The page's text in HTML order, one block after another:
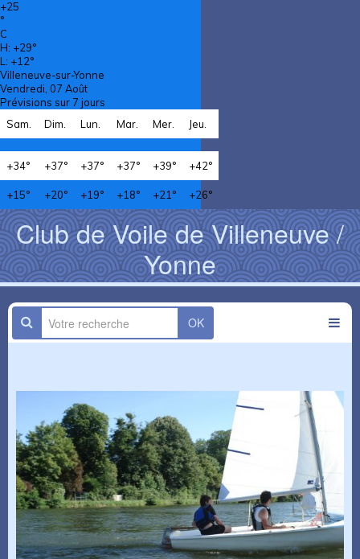
+25
°
C
H: +29°
L: +12°
Villeneuve-sur-Yonne
Vendredi, 07 Août
Prévisions sur 7 jours
Sam.
Dim. Lun. Mar. Mer. Jeu.
+34° +37° +37° +37° +39° +42°
+15° +20° +19° +18° +21° +26°
Club de Voile de Villeneuve /
Yonne
OK